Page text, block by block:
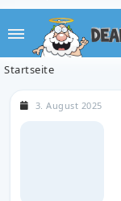
Startseite
3. August 2025